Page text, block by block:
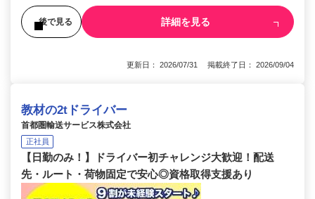
後で見る 詳細を見る
更新日： 2026/07/31 掲載終了日： 2026/09/04
教材の2tドライバー
首都圏輸送サービス株式会社
正社員
【日勤のみ！】ドライバー初チャレンジ大歓迎！配送
先・ルート・荷物固定で安心◎資格取得支援あり